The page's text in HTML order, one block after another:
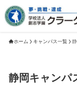
ホーム キャンパス一覧
静岡キャンパ